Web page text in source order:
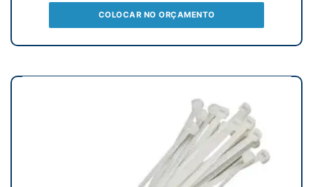
COLOCAR NO ORÇAMENTO